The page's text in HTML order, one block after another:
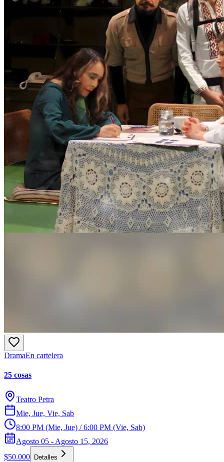
DramaEn cartelera
25 cosas
Teatro Petra
Mie, Jue, Vie, Sab
8:00 PM (Mie, Jue) / 6:00 PM (Vie, Sab)
Agosto 05 - Agosto 15, 2026
$50.000
Detalles